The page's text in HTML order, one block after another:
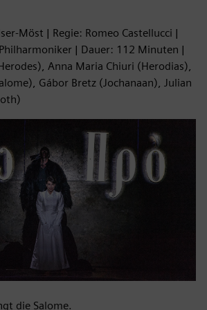
Möst | Regie: Romeo Castellucci |
| Dauer: 112 Minuten |
Anna Maria Chiuri (Herodias),
Gábor Bretz (Jochanaan), Julian
die Salome.